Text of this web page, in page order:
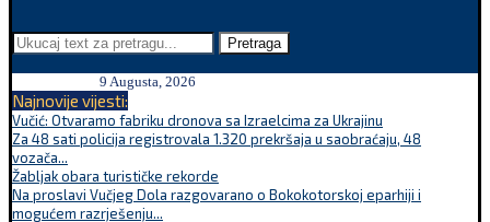
Pretraga
9 Augusta, 2026
Najnovije vijesti:
Vučić: Otvaramo fabriku dronova sa Izraelcima za Ukrajinu
Za 48 sati policija registrovala 1.320 prekršaja u saobraćaju, 48
vozača...
Žabljak obara turističke rekorde
Na proslavi Vučjeg Dola razgovarano o Bokokotorskoj eparhiji i
mogućem razrješenju...